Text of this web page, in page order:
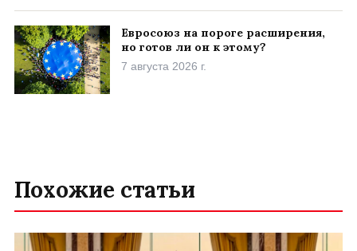
Евросоюз на пороге расширения,
но готов ли он к этому?
7 августа 2026 г.
Похожие статьи